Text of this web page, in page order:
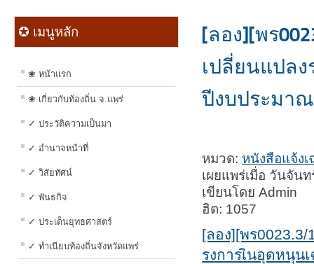
✪ เมนูหลัก
❀ หน้าแรก
❀ เกี่ยวกับท้องถิ่น จ.แพร่
✓ ประวัติความเป็นมา
✓ อำนาจหน้าที่
✓ วิสัยทัศน์
✓ พันธกิจ
✓ ประเด็นยุทธศาสตร์
✓ ทำเนียบท้องถิ่นจังหวัดแพร่
[ลอง][พร
เปลี่ยนแปลง
ปีงบประมา
หมวด: หนังสือแจ้ง
เผยแพร่เมื่อ วันจัน
เขียนโดย Admin
ฮิต: 1057
[ลอง][พร
รงการเินอุดหนุน